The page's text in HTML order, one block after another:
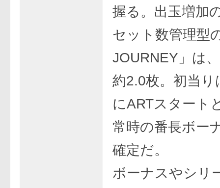
握る。出玉増加
セット数管理型
JOURNEY」は
約2.0枚。初当り
にARTスタート
常時の番長ボー
確定だ。
ボーナスやシリ